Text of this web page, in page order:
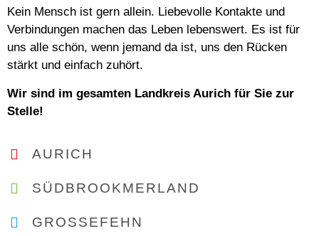
Kein Mensch ist gern allein. Liebevolle Kontakte und
Verbindungen machen das Leben lebenswert. Es ist für
uns alle schön, wenn jemand da ist, uns den Rücken
stärkt und einfach zuhört.
Wir sind im gesamten Landkreis Aurich für Sie zur
Stelle!
AURICH
SÜDBROOKMERLAND
GROSSEFEHN